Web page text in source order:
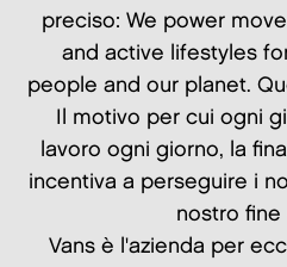
preciso: We power
and active lifestyles
people and our planet.
Il motivo per cui ogni
lavoro ogni giorno, la
incentiva a perseguire i
nostro fine
Vans è l'azienda per